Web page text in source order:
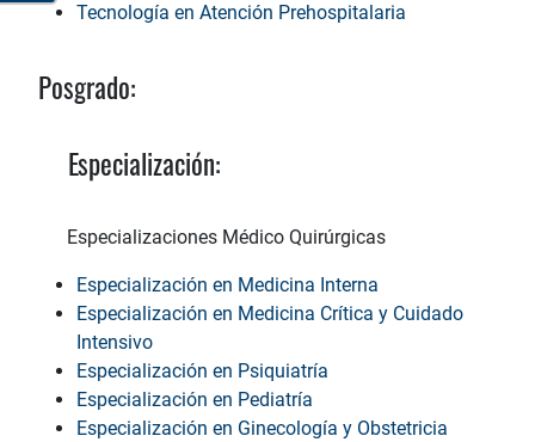
Tecnología en Atención Prehospitalaria
Posgrado:
Especialización:
Especializaciones Médico Quirúrgicas
Especialización en Medicina Interna
Especialización en Medicina Crítica y Cuidado
Intensivo
Especialización en Psiquiatría
Especialización en Pediatría
Especialización en Ginecología y Obstetricia